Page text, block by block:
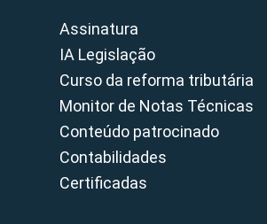
Assinatura
IA Legislação
Curso da reforma tributária
Monitor de Notas Técnicas
Conteúdo patrocinado
Contabilidades
Certificadas